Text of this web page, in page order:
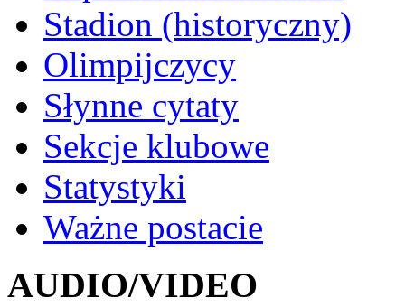
Stadion (historyczny)
Olimpijczycy
Słynne cytaty
Sekcje klubowe
Statystyki
Ważne postacie
AUDIO/VIDEO